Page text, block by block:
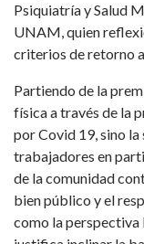
Psiquiatría y Salud
UNAM, quien
criterios de retorno
Partiendo de la
física a través de la
por Covid 19, sino la
trabajadores en
de la comunidad
bien público y el
como la